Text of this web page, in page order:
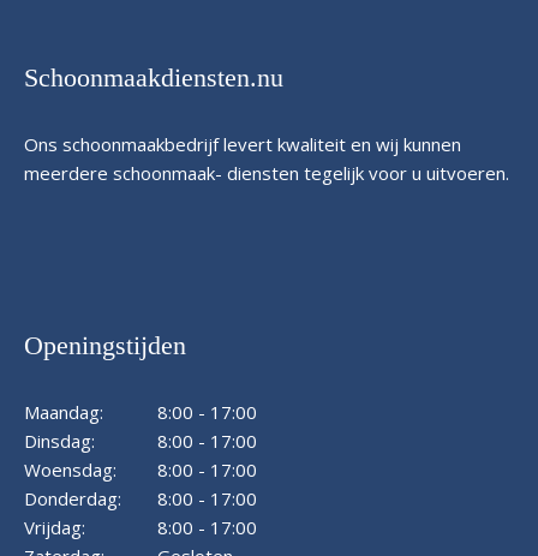
Schoonmaakdiensten.nu
Ons schoonmaakbedrijf levert kwaliteit en wij kunnen
meerdere schoonmaak- diensten tegelijk voor u uitvoeren.
Openingstijden
Maandag:
8:00 - 17:00
Dinsdag:
8:00 - 17:00
Woensdag:
8:00 - 17:00
Donderdag:
8:00 - 17:00
Vrijdag:
8:00 - 17:00